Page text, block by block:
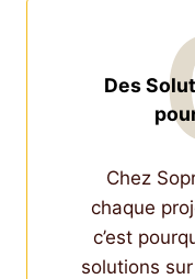
Des
Chez
chaque
c’est
solutions